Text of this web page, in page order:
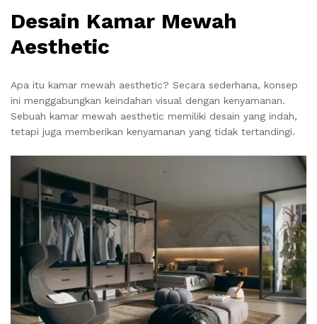
Desain Kamar Mewah
Aesthetic
Apa itu kamar mewah aesthetic? Secara sederhana, konsep
ini menggabungkan keindahan visual dengan kenyamanan.
Sebuah kamar mewah aesthetic memiliki desain yang indah,
tetapi juga memberikan kenyamanan yang tidak tertandingi.